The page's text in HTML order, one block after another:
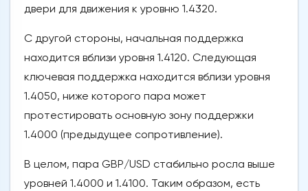
двери для движения к уровню 1.4320.
С другой стороны, начальная поддержка
находится вблизи уровня 1.4120. Следующая
ключевая поддержка находится вблизи уровня
1.4050, ниже которого пара может
протестировать основную зону поддержки
1.4000 (предыдущее сопротивление).
В целом, пара GBP/USD стабильно росла выше
уровней 1.4000 и 1.4100. Таким образом, есть